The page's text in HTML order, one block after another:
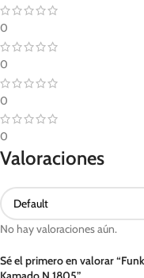
0
0
0
0
Valoraciones
No hay valoraciones aún.
Sé el primero en valorar